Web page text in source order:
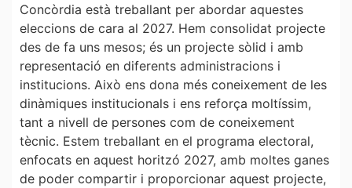
Concòrdia està treballant per abordar aquestes
eleccions de cara al 2027. Hem consolidat projecte
des de fa uns mesos; és un projecte sòlid i amb
representació en diferents administracions i
institucions. Això ens dona més coneixement de les
dinàmiques institucionals i ens reforça moltíssim,
tant a nivell de persones com de coneixement
tècnic. Estem treballant en el programa electoral,
enfocats en aquest horitzó 2027, amb moltes ganes
de poder compartir i proporcionar aquest projecte,